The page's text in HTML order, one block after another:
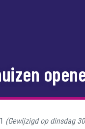
(Gewijzigd op dinsdag